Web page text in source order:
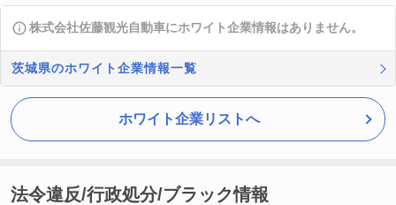
株式会社佐藤観光自動車にホワイト企業情報はありません。
茨城県のホワイト企業情報一覧
ホワイト企業リストへ
法令違反/行政処分/ブラック情報